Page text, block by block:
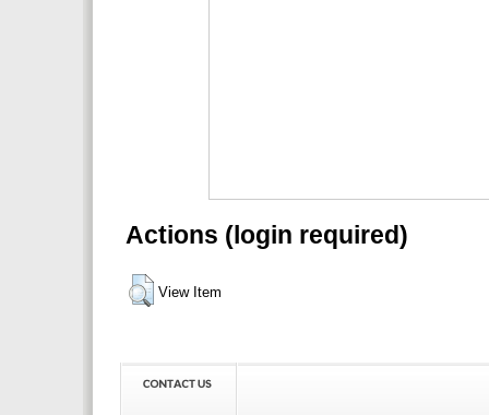
Actions (login required)
View Item